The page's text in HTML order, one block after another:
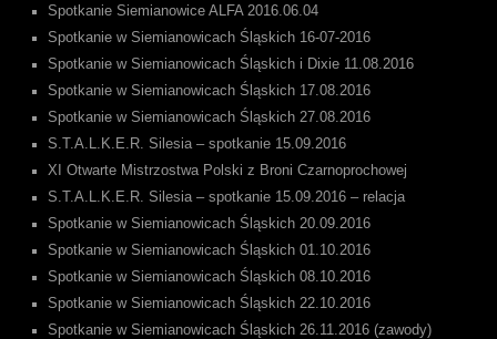
Spotkanie Siemianowice ALFA 2016.06.04
Spotkanie w Siemianowicach Śląskich 16-07-2016
Spotkanie w Siemianowicach Śląskich i Dixie 11.08.2016
Spotkanie w Siemianowicach Śląskich 17.08.2016
Spotkanie w Siemianowicach Śląskich 27.08.2016
S.T.A.L.K.E.R. Silesia – spotkanie 15.09.2016
XI Otwarte Mistrzostwa Polski z Broni Czarnoprochowej
S.T.A.L.K.E.R. Silesia – spotkanie 15.09.2016 – relacja
Spotkanie w Siemianowicach Śląskich 20.09.2016
Spotkanie w Siemianowicach Śląskich 01.10.2016
Spotkanie w Siemianowicach Śląskich 08.10.2016
Spotkanie w Siemianowicach Śląskich 22.10.2016
Spotkanie w Siemianowicach Śląskich 26.11.2016 (zawody)